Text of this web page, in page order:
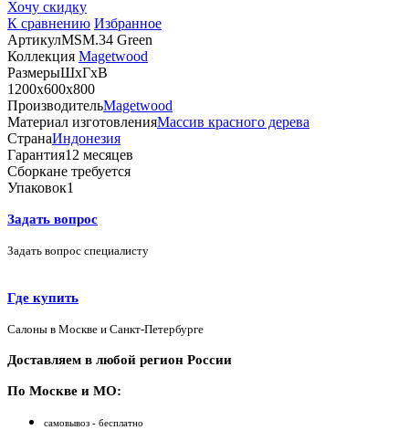
Хочу скидку
К сравнению Избранное
АртикулMSM.34 Green
Коллекция Magetwood
РазмерыШхГхВ
1200х600х800
ПроизводительMagetwood
Материал изготовленияМассив красного дерева
СтранаИндонезия
Гарантия12 месяцев
Сборкане требуется
Упаковок1
Задать вопрос
Задать вопрос специалисту
Где купить
Салоны в Москве и Санкт-Петербурге
Доставляем в любой регион России
По Москве и МО:
самовывоз - бесплатно